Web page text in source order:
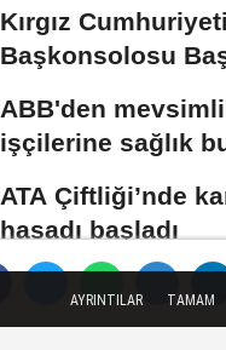
Kırgız
Başkonsolosu
ABB'den
işçilerine sağlık
ATA Çiftliği’nde
hasadı başladı
AYRINTILAR TAMAM